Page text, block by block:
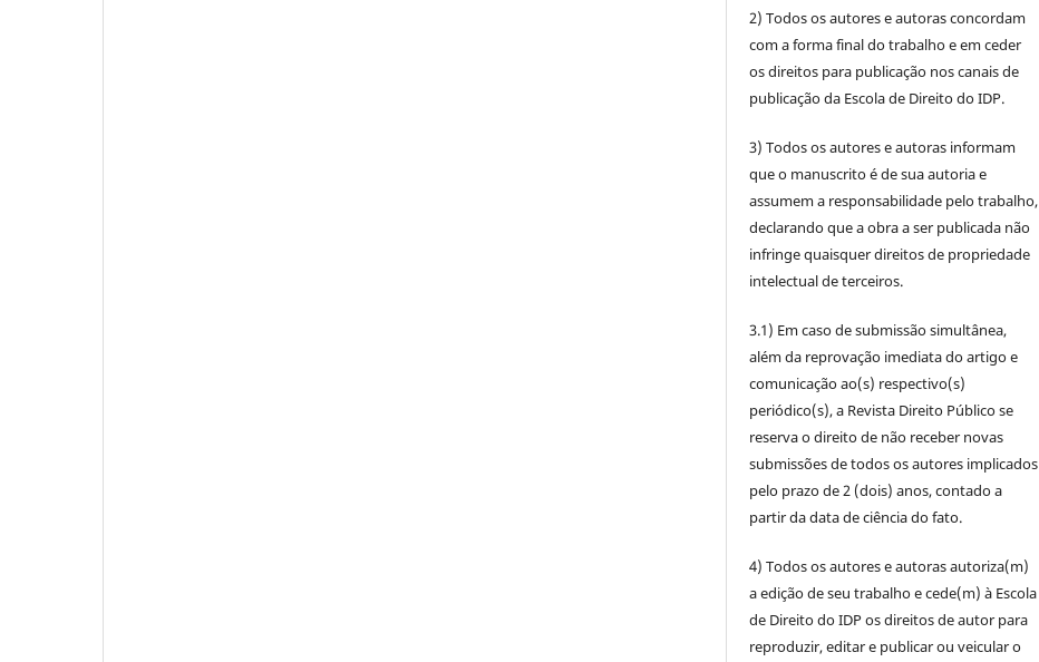
2) Todos os autores e autoras concordam
com a forma final do trabalho e em ceder
os direitos para publicação nos canais de
publicação da Escola de Direito do IDP.
3) Todos os autores e autoras informam
que o manuscrito é de sua autoria e
assumem a responsabilidade pelo trabalho,
declarando que a obra a ser publicada não
infringe quaisquer direitos de propriedade
intelectual de terceiros.
3.1) Em caso de submissão simultânea,
além da reprovação imediata do artigo e
comunicação ao(s) respectivo(s)
periódico(s), a Revista Direito Público se
reserva o direito de não receber novas
submissões de todos os autores implicados
pelo prazo de 2 (dois) anos, contado a
partir da data de ciência do fato.
4) Todos os autores e autoras autoriza(m)
a edição de seu trabalho e cede(m) à Escola
de Direito do IDP os direitos de autor para
reproduzir, editar e publicar ou veicular o